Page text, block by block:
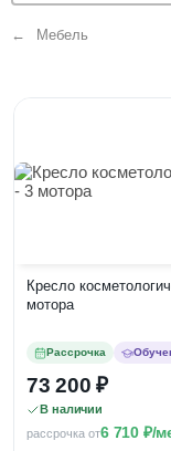
Мебель
Кресло
мотора
Рассрочка
73 200
В наличии
рассрочка от6 710 /